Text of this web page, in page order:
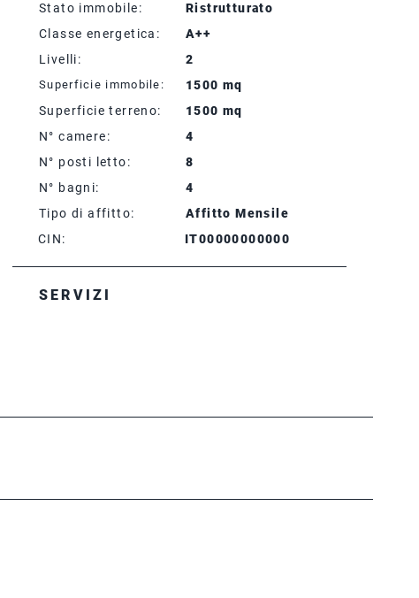
Stato immobile:
Ristrutturato
Classe energetica:
A++
Livelli:
2
Superficie immobile:
1500 mq
Superficie terreno:
1500 mq
N° camere:
4
N° posti letto:
8
N° bagni:
4
Tipo di affitto:
Affitto Mensile
CIN:
IT00000000000
SERVIZI